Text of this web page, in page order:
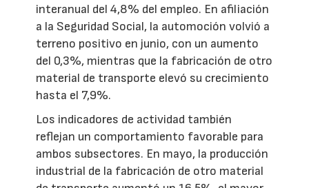
interanual del 4,8% del empleo. En afiliación
a la Seguridad Social, la automoción volvió a
terreno positivo en junio, con un aumento
del 0,3%, mientras que la fabricación de otro
material de transporte elevó su crecimiento
hasta el 7,9%.
Los indicadores de actividad también
reflejan un comportamiento favorable para
ambos subsectores. En mayo, la producción
industrial de la fabricación de otro material